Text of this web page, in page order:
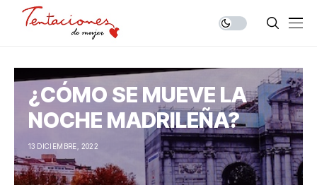
¿CÓMO SE MUEVE LA
NOCHE MADRILEÑA?
13 DICIEMBRE, 2022